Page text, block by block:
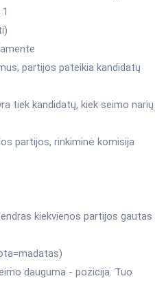
partijos pateikia kandidatų
tiek kandidatų, kiek seimo narių
partijos, rinkiminė komisija
kiekvienos partijos gautas
dauguma - pozicija. Tuo